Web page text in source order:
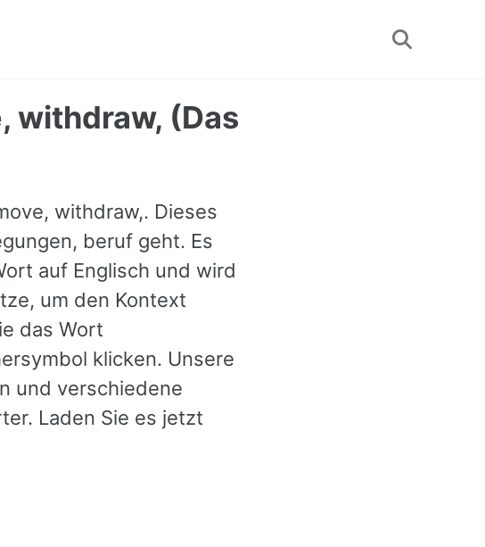
Toggle
withdraw, (Das
withdraw,. Dieses
beruf geht. Es
auf Englisch und wird
um den Kontext
das Wort
klicken. Unsere
und verschiedene
Laden Sie es jetzt